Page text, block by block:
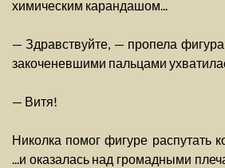
химическим карандашом...
— Здравствуйте, — пропела
закоченевшими пальцами
— Витя!
Николка помог фигуре распутать
...и оказалась над громадными